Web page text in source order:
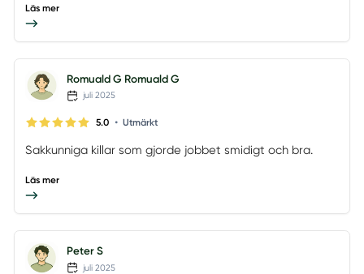
Läs mer
Romuald G Romuald G
juli 2025
5.0 • Utmärkt
Sakkunniga killar som gjorde jobbet smidigt och bra.
Läs mer
Peter S
juli 2025